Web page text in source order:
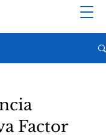
Factor